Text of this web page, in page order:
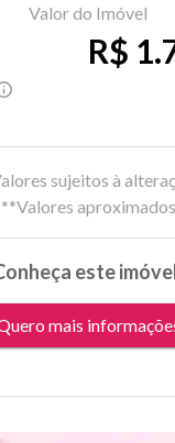
Valor do Imóvel
R$
sujeitos à
**Valores aproximados
este
mais